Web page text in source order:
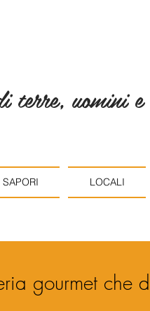
terre, uomini e
SAPORI LOCALI
gourmet che